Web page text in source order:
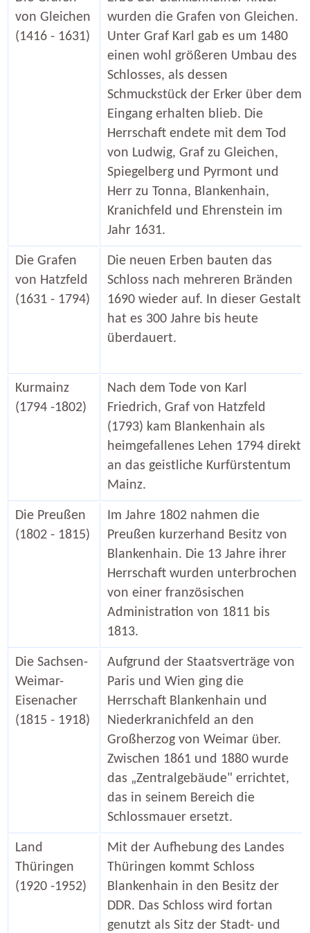
von Gleichen
(1416 - 1631)
wurden die Grafen von Gleichen.
Unter Graf Karl gab es um 1480
einen wohl größeren Umbau des
Schlosses, als dessen
Schmuckstück der Erker über dem
Eingang erhalten blieb. Die
Herrschaft endete mit dem Tod
von Ludwig, Graf zu Gleichen,
Spiegelberg und Pyrmont und
Herr zu Tonna, Blankenhain,
Kranichfeld und Ehrenstein im
Jahr 1631.
Die Grafen
von Hatzfeld
(1631 - 1794)
Die neuen Erben bauten das
Schloss nach mehreren Bränden
1690 wieder auf. In dieser Gestalt
hat es 300 Jahre bis heute
überdauert.
Kurmainz
(1794 -1802)
Nach dem Tode von Karl
Friedrich, Graf von Hatzfeld
(1793) kam Blankenhain als
heimgefallenes Lehen 1794 direkt
an das geistliche Kurfürstentum
Mainz.
Die Preußen
(1802 - 1815)
Im Jahre 1802 nahmen die
Preußen kurzerhand Besitz von
Blankenhain. Die 13 Jahre ihrer
Herrschaft wurden unterbrochen
von einer französischen
Administration von 1811 bis
1813.
Die Sachsen-
Weimar-
Eisenacher
(1815 - 1918)
Aufgrund der Staatsverträge von
Paris und Wien ging die
Herrschaft Blankenhain und
Niederkranichfeld an den
Großherzog von Weimar über.
Zwischen 1861 und 1880 wurde
das „Zentralgebäude" errichtet,
das in seinem Bereich die
Schlossmauer ersetzt.
Land
Thüringen
(1920 -1952)
Mit der Aufhebung des Landes
Thüringen kommt Schloss
Blankenhain in den Besitz der
DDR. Das Schloss wird fortan
genutzt als Sitz der Stadt- und